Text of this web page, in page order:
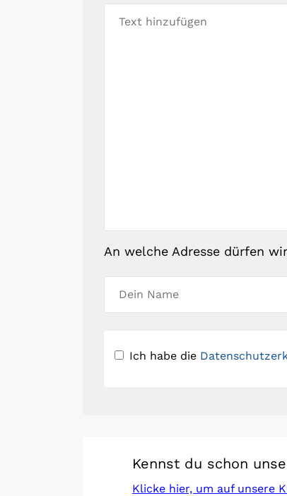
An welche Adresse dürfen
Ich habe die
Kennst du schon
Klicke hier, um auf unsere